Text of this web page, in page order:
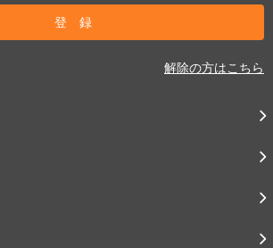
解除の方はこちら